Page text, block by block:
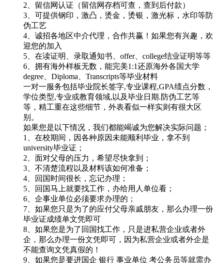
2、留信网认证（留信网存档可查，查到后付款）
3、可提供钢印，激凸，烫金，烫银，激光标，水印等防
伪工艺
4、诚招各地区中介代理，合作共赢！如果您有兴趣，欢
迎您的加入
5、在读证明、录取通知书、offer、college结业证明等等
6、拥有海外样板无数，能完美1:1还原海外各国大学
degree、Diploma、Transcripts等毕业材料
一对一服务包括毕业院长签字,专业课程,GPA绩点分数，
学位类型,专业或教育领域,以及毕业日期.防伪工艺等
等，精工重在这些细节，外表看似一样实则有很大区
别。
如果您是以下情况，我们都能竭诚为您解决实际问题；
1、在校期间，因各种原因未能顺利毕业，拿不到
university毕业证；
2、面对父母的压力，希望尽快拿到；
3、不清楚流程以及材料该如何准备；
4、回国时间很长，忘记办理；
5、回国马上就要找工作，办给用人单位看；
6、企事业单位必须要求办理的；
7、如果您只是为了的应付父母亲戚朋友，那么办理一份
毕业证成绩单文凭即可
8、如果您是为了回国找工作，只是进私营企业或者外
企，那么办理一份文凭即可，因为私营企业或者外企是
不能查询文凭真假的！
9、如果您是要进国企 银行 事业单位 考公务员等就需办